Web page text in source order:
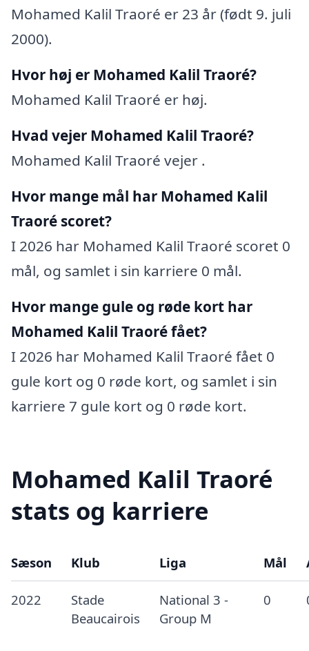
Mohamed Kalil Traoré er 23 år (født 9. juli
2000).
Hvor høj er Mohamed Kalil Traoré?
Mohamed Kalil Traoré er høj.
Hvad vejer Mohamed Kalil Traoré?
Mohamed Kalil Traoré vejer .
Hvor mange mål har Mohamed Kalil
Traoré scoret?
I 2026 har Mohamed Kalil Traoré scoret 0
mål, og samlet i sin karriere 0 mål.
Hvor mange gule og røde kort har
Mohamed Kalil Traoré fået?
I 2026 har Mohamed Kalil Traoré fået 0
gule kort og 0 røde kort, og samlet i sin
karriere 7 gule kort og 0 røde kort.
Mohamed Kalil Traoré
stats og karriere
Sæson Klub Liga Mål
2022
Stade
Beaucairois
National 3 -
Group M
0